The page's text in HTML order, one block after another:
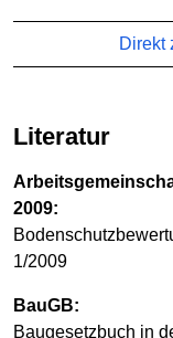
Direkt
Literatur
2009:
1/2009
BauGB:
Baugesetzbuch in